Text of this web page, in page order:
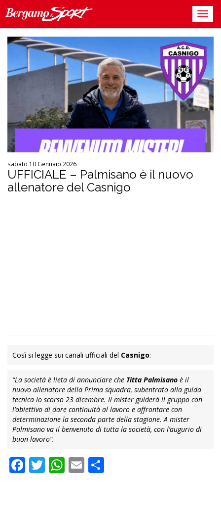
sabato 10 Gennaio 2026
UFFICIALE – Palmisano è il nuovo
allenatore del Casnigo
Così si legge sui canali ufficiali del Casnigo:
“La società è lieta di annunciare che Titta Palmisano è il
nuovo allenatore della Prima squadra, subentrato alla guida
tecnica lo scorso 23 dicembre. Il mister guiderà il gruppo con
l’obiettivo di dare continuità al lavoro e affrontare con
determinazione la seconda parte della stagione. A mister
Palmisano va il benvenuto di tutta la società, con l’augurio di
buon lavoro”.
Facebook
Twitter
WhatsApp
Email